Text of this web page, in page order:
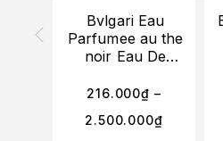
Bvlgari Eau
Parfumee au the
noir Eau De
216.000₫ –
2.500.000₫